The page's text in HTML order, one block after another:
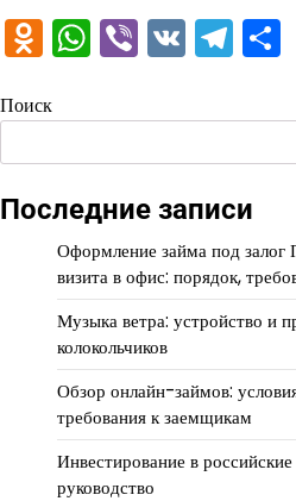
Odnoklassniki
WhatsApp
Viber
VK
Поиск
Последние записи
Оформление займа под залог
визита в офис: порядок,
Музыка ветра: устройство и
колокольчиков
Обзор онлайн-займов:
требования к заемщикам
Инвестирование в
руководство